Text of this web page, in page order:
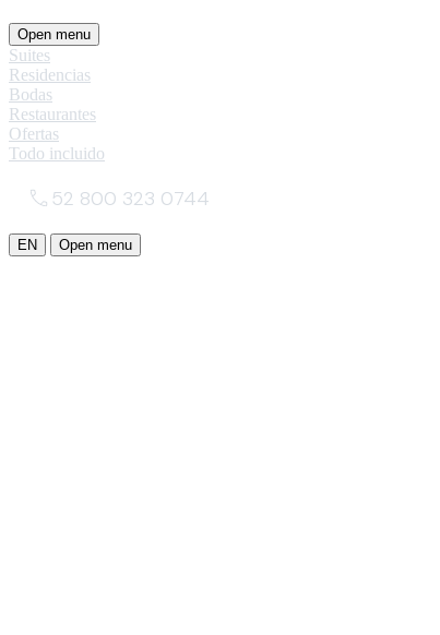
Open menu
Suites
Residencias
Bodas
Restaurantes
Ofertas
Todo incluido
52 800 323 0744
EN Open menu